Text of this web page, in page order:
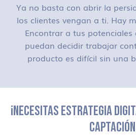
Ya no basta con abrir la
los clientes vengan a ti. Hay
Encontrar a tus potenciales
puedan decidir trabajar
producto es difícil sin una
¡NECESITAS ESTRATEGIA